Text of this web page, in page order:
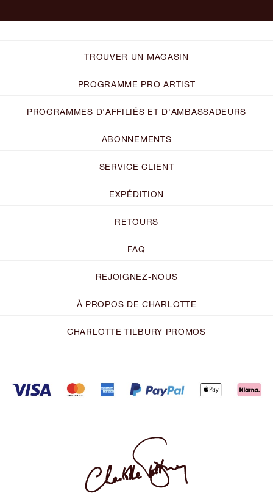
TROUVER UN MAGASIN
PROGRAMME PRO ARTIST
PROGRAMMES D'AFFILIÉS ET D'AMBASSADEURS
ABONNEMENTS
SERVICE CLIENT
EXPÉDITION
RETOURS
FAQ
REJOIGNEZ-NOUS
À PROPOS DE CHARLOTTE
CHARLOTTE TILBURY PROMOS